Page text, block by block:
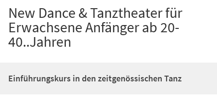
New Dance & Tanztheater für
Erwachsene Anfänger ab 20-
40..Jahren
Einführungskurs in den zeitgenössischen Tanz